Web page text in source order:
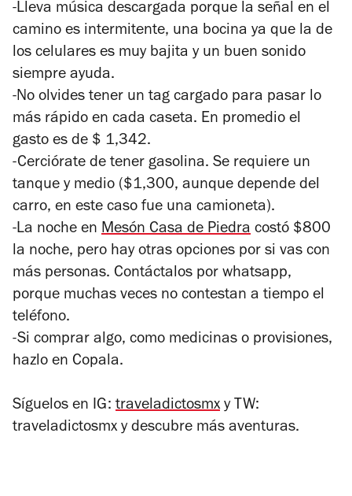
-Lleva música descargada porque la señal en el
camino es intermitente, una bocina ya que la de
los celulares es muy bajita y un buen sonido
siempre ayuda.
-No olvides tener un tag cargado para pasar lo
más rápido en cada caseta. En promedio el
gasto es de $ 1,342.
-Cerciórate de tener gasolina. Se requiere un
tanque y medio ($1,300, aunque depende del
carro, en este caso fue una camioneta).
-La noche en Mesón Casa de Piedra costó $800
la noche, pero hay otras opciones por si vas con
más personas. Contáctalos por whatsapp,
porque muchas veces no contestan a tiempo el
teléfono.
-Si comprar algo, como medicinas o provisiones,
hazlo en Copala.
Síguelos en IG: traveladictosmxy TW:
traveladictosmx y descubre más aventuras.